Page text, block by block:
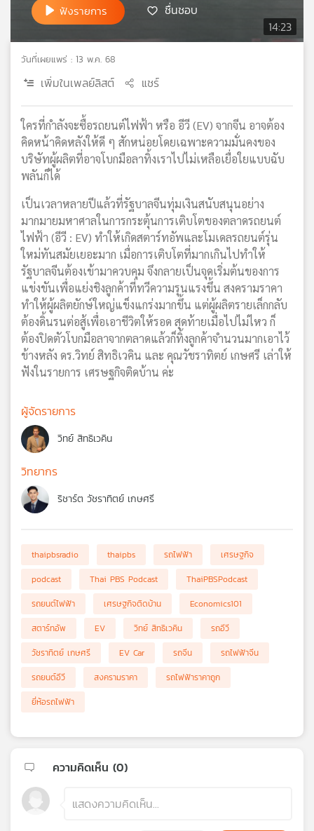
เครือ
14:23
ฟังรายการ ชื่นชอบ
วันที่เผยแพร่ : 13 พ.ค. 68
เพิ่มในเพลย์ลิสต์ แชร์
ใครที่กำลังจะซื้อรถยนต์ไฟฟ้า หรือ อีวี (EV) จากจีน อาจต้อง
คิดหน้าคิดหลังให้ดี ๆ สักหน่อยโดยเฉพาะความมั่นคงของ
บริษัทผู้ผลิตที่อาจโบกมือลาทิ้งเราไปไม่เหลือเยื่อใยแบบฉับ
พลันก็ได้
เป็นเวลาหลายปีแล้วที่รัฐบาลจีนทุ่มเงินสนับสนุนอย่าง
มากมายมหาศาลในการกระตุ้นการเติบโตของตลาดรถยนต์
ไฟฟ้า (อีวี : EV) ทำให้เกิดสตาร์ทอัพและโมเดลรถยนต์รุ่น
ใหม่ทันสมัยเยอะมาก เมื่อการเติบโตที่มากเกินไปทำให้
รัฐบาลจีนต้องเข้ามาควบคุม จึงกลายเป็นจุดเริ่มต้นของการ
แข่งขันเพื่อแย่งชิงลูกค้าที่ทวีความรุนแรงขึ้น สงครามราคา
ทำให้ผู้ผลิตยักษ์ใหญ่แข็งแกร่งมากขึ้น แต่ผู้ผลิตรายเล็กกลับ
ต้องดิ้นรนต่อสู้เพื่อเอาชีวิตให้รอด สุดท้ายเมื่อไปไม่ไหว ก็
ต้องปิดตัวโบกมือลาจากตลาดแล้วก็ทิ้งลูกค้าจำนวนมากเอาไว้
ข้างหลัง ดร.วิทย์ สิทธิเวคิน และ คุณวัชราทิตย์ เกษศรี เล่าให้
ฟังในรายการ เศรษฐกิจติดบ้าน ค่ะ
ผู้จัดรายการ
วิทย์ สิทธิเวคิน
วิทยากร
ริชาร์ต วัชราทิตย์ เกษศรี
thaipbsradio thaipbs รถไฟฟ้า
เศรษฐกิจ
podcast
Thai PBS Podcast
ThaiPBSPodcast
รถยนต์ไฟฟ้า
เศรษฐกิจติดบ้าน
Economics101
สตาร์ทอัพ
EV วิทย์ สิทธิเวคิน
รถอีวี
วัชราทิตย์ เกษศรี
EV Car รถจีน
รถไฟฟ้าจีน
รถยนต์อีวี
สงครามราคา
รถไฟฟ้าราคาถูก
ยี่ห้อรถไฟฟ้า
ความคิดเห็น (0)